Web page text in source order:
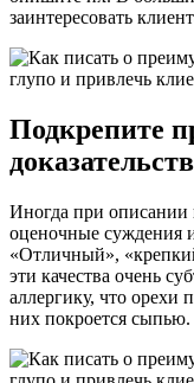
заинтересовать
Подкрепите
Иногда при описании
оценочные суждения
«Отличный»,
эти качества очень
аллергику, что орехи
них покроется сыпью.